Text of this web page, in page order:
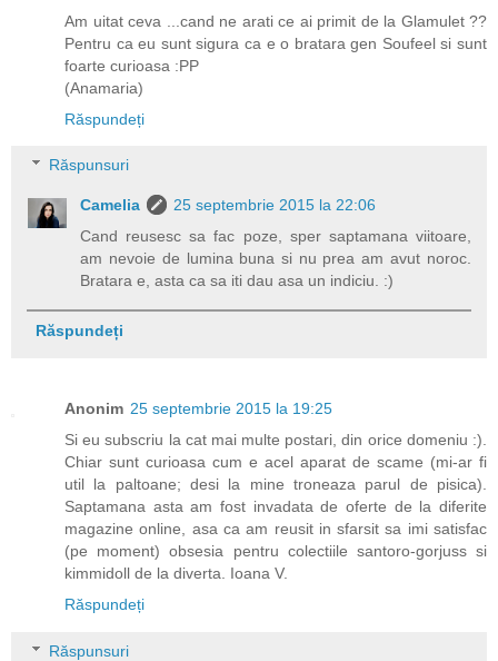
Am uitat ceva ...cand ne arati ce ai primit de la Glamulet ??
Pentru ca eu sunt sigura ca e o bratara gen Soufeel si sunt
foarte curioasa :PP
(Anamaria)
Răspundeți
Răspunsuri
Camelia
25 septembrie 2015 la 22:06
Cand reusesc sa fac poze, sper saptamana viitoare,
am nevoie de lumina buna si nu prea am avut noroc.
Bratara e, asta ca sa iti dau asa un indiciu. :)
Răspundeți
Anonim 25 septembrie 2015 la 19:25
Si eu subscriu la cat mai multe postari, din orice domeniu :).
Chiar sunt curioasa cum e acel aparat de scame (mi-ar fi
util la paltoane; desi la mine troneaza parul de pisica).
Saptamana asta am fost invadata de oferte de la diferite
magazine online, asa ca am reusit in sfarsit sa imi satisfac
(pe moment) obsesia pentru colectiile santoro-gorjuss si
kimmidoll de la diverta. Ioana V.
Răspundeți
Răspunsuri